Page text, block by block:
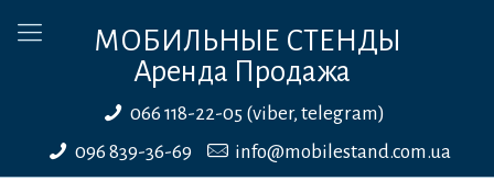
МОБИЛЬНЫЕ СТЕНДЫ
Аренда Продажа
066 118-22-05 (viber, telegram)
096 839-36-69
info@mobilestand.com.ua